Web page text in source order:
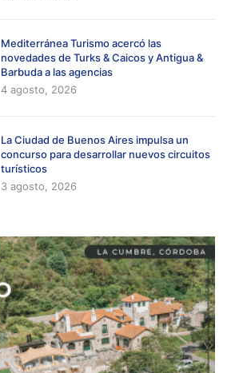
Mediterránea Turismo acercó las
novedades de Turks & Caicos y Antigua &
Barbuda a las agencias
4 agosto, 2026
La Ciudad de Buenos Aires impulsa un
concurso para desarrollar nuevos circuitos
turísticos
3 agosto, 2026